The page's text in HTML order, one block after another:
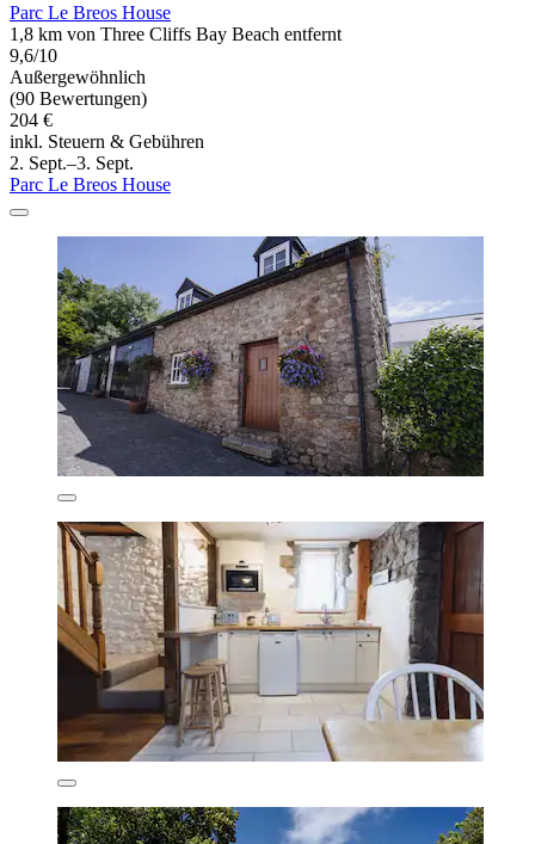
Parc Le Breos House
1,8 km von Three Cliffs Bay Beach entfernt
9,6/10
Außergewöhnlich
(90 Bewertungen)
204 €
inkl. Steuern & Gebühren
2. Sept.–3. Sept.
Parc Le Breos House